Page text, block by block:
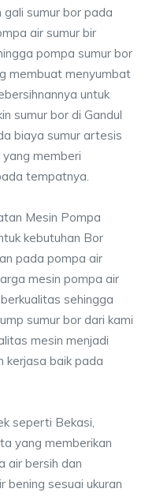
sumur bor pada
air sumur bir
pompa sumur bor
membuat menyumbat
untuk
sumur bor di Gandul
biaya sumur artesis
memberi
tempatnya.
Mesin Pompa
kebutuhan Bor
pada pompa air
mesin pompa air
sehingga
sumur bor dari kami
mesin menjadi
kerjasa baik pada
seperti Bekasi,
yang memberikan
air bersih dan
bening sesuai ukuran